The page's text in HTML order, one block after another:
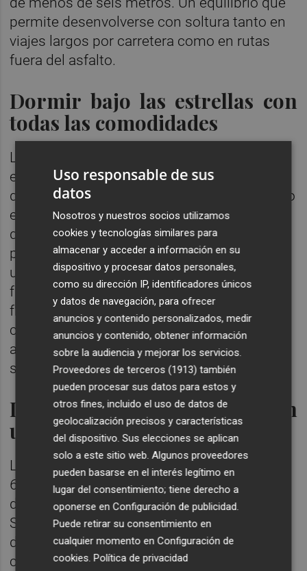
permite desenvolverse con soltura tanto en
viajes largos por carretera como en rutas
fuera del asfalto.
Dormir bajo las estrellas con
todas las comodidades
La North Cape Adventure 6XR es tu refugio
en los parajes más recónditos, porque uno
de los elementos más distintivos del modelo
es su techo elevable integrado, una solución
que amplía la capacidad hasta cuatro plazas
para dormir y convierte cada escapada en
una experiencia pensada para compartir en
familia. Dormir bajo las estrellas, despertar
frente a un lago remoto o establecer el
campamento en plena naturaleza son
algunas de las experiencias para las que ha
sido concebida esta camper de alta gama.
La tecnología de un 4x4 con
un equipamiento premium
La capacidad de aventura de la Adventure
6XR se apoya en una configuración técnica
diseñada para afrontar cualquier terreno.
Suma tracción integral 4x4 con bloqueo de
diferencial, motor diésel biturbo de 177 CV,
cambio automático de ocho velocidades y
Uso responsable de sus
datos
Nosotros y nuestros socios utilizamos
cookies y tecnologías similares para
almacenar y acceder a información en su
dispositivo y procesar datos personales,
como su dirección IP, identificadores únicos
y datos de navegación, para ofrecer
anuncios y contenido personalizados, medir
anuncios y contenido, obtener información
sobre la audiencia y mejorar los servicios.
Proveedores de terceros (1913) también
pueden procesar sus datos para estos y
otros fines, incluido el uso de datos de
geolocalización precisos y características
del dispositivo. Sus elecciones se aplican
solo a este sitio web. Algunos proveedores
pueden basarse en el interés legítimo en
lugar del consentimiento; tiene derecho a
oponerse enConfiguración de publicidad.
Puede retirar su consentimiento en
cualquier momento enConfiguración de
cookies.Política de privacidad